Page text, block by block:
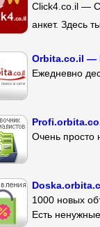
Click4.co.il —
анкет. Здесь
Orbita.co.il —
Ежедневно
Очень просто
1000 новых
Есть